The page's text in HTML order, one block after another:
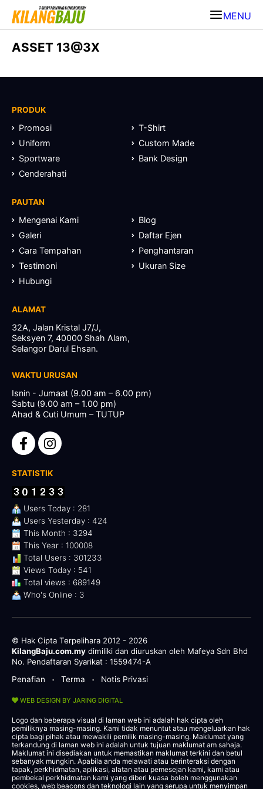
MENU
ASSET 13@3X
PRODUK
Promosi
T-Shirt
Uniform
Custom Made
Sportware
Bank Design
Cenderahati
PAUTAN
Mengenai Kami
Blog
Galeri
Daftar Ejen
Cara Tempahan
Penghantaran
Testimoni
Ukuran Size
Hubungi
ALAMAT
32A, Jalan Kristal J7/J,
Seksyen 7, 40000 Shah Alam,
Selangor Darul Ehsan.
WAKTU URUSAN
Isnin - Jumaat (9.00 am – 6.00 pm)
Sabtu (9.00 am – 1.00 pm)
Ahad & Cuti Umum – TUTUP
STATISTIK
Users Today : 281
Users Yesterday : 424
This Month : 3294
This Year : 100008
Total Users : 301233
Views Today : 541
Total views : 689149
Who's Online : 3
© Hak Cipta Terpelihara 2012 - 2026
KilangBaju.com.my dimiliki dan diuruskan oleh Mafeya Sdn Bhd
No. Pendaftaran Syarikat : 1559474-A
Penafian
• Terma • Notis Privasi
WEB DESIGN BY JARING DIGITAL
Logo dan beberapa visual di laman web ini adalah hak cipta oleh
pemiliknya masing-masing. Kami tidak menuntut atau mengeluarkan hak
cipta bagi pihak atau mewakili pemilik masing-masing. Maklumat yang
terkandung di laman web ini adalah untuk tujuan maklumat am sahaja.
Maklumat ini disediakan untuk memastikan maklumat terkini dan betul
sebanyak mungkin. Apabila anda melawati atau berinteraksi dengan
tapak, perkhidmatan, aplikasi, alatan atau pemesejan kami, kami atau
pembekal perkhidmatan kami yang diberi kuasa boleh menggunakan
cookies, web beacons dan teknologi lain yang serupa untuk menyimpan